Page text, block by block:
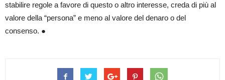
stabilire regole a favore di questo o altro interesse, creda di più al
valore della “persona” e meno al valore del denaro o del
consenso. ●